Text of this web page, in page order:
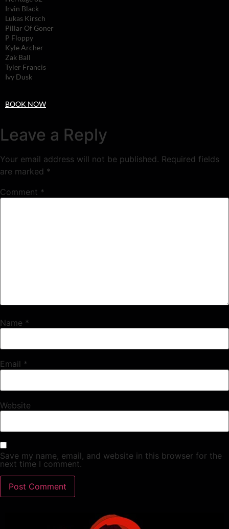
Irvin Black
Lukas Kirsch
Pillar Of Goner
P Floppy
Kyle Archer
Zak Ball
Tyler Francis
Ivy Dusk
BOOK NOW
Leave a Reply
Your email address will not be published. Required fields
are marked *
Comment *
Name *
Email *
Website
Save my name, email, and website in this browser for the
next time I comment.